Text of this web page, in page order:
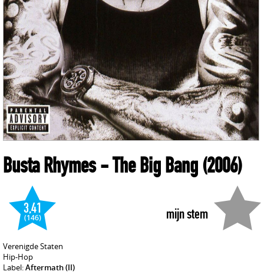
Busta Rhymes- The Big Bang(2006)
mijn stem
3,41
(146)
Verenigde Staten
Hip-Hop
Label:Aftermath (II)